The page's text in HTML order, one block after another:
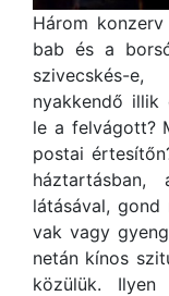
Három
bab és a
szivecskés-
nyakkendő illik
le a felvágott?
postai
látásával,
vak vagy
netán kínos
közülük. Ilyen